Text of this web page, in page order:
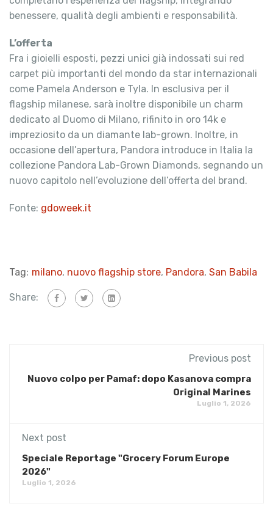
benessere, qualità degli ambienti e responsabilità.
L’offerta
Fra i gioielli esposti, pezzi unici già indossati sui red
carpet più importanti del mondo da star internazionali
come Pamela Anderson e Tyla. In esclusiva per il
flagship milanese, sarà inoltre disponibile un charm
dedicato al Duomo di Milano, rifinito in oro 14k e
impreziosito da un diamante lab-grown. Inoltre, in
occasione dell’apertura, Pandora introduce in Italia la
collezione Pandora Lab-Grown Diamonds, segnando un
nuovo capitolo nell’evoluzione dell’offerta del brand.
Fonte: gdoweek.it
Tag: milano, nuovo flagship store, Pandora, San Babila
Share:
Previous post
Nuovo colpo per Pamaf: dopo Kasanova compra
Original Marines
Luglio 1, 2026
Next post
Speciale Reportage "Grocery Forum Europe
2026"
Luglio 1, 2026